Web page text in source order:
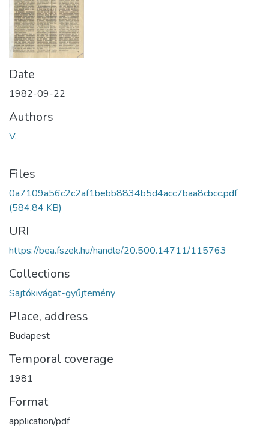
Date
1982-09-22
Authors
V.
Files
0a7109a56c2c2af1bebb8834b5d4acc7baa8cbcc.pdf
(584.84 KB)
URI
https://bea.fszek.hu/handle/20.500.14711/115763
Collections
Sajtókivágat-gyűjtemény
Place, address
Budapest
Temporal coverage
1981
Format
application/pdf